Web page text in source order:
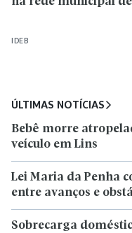
IDEB
ÚLTIMAS NOTÍCIAS
Bebê morre
veículo em Lins
Lei Maria da Penha
entre avanços e
Sobrecarga